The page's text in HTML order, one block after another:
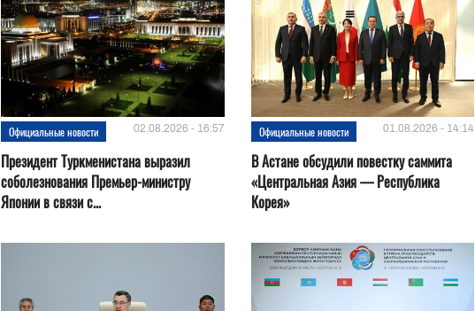
Официальные новости 02.08.2026 - 16:57
Президент Туркменистана выразил
соболезнования Премьер-министру
Японии в связи с...
Официальные новости 01.08.2026 - 14:14
В Астане обсудили повестку саммита
«Центральная Азия — Республика
Корея»